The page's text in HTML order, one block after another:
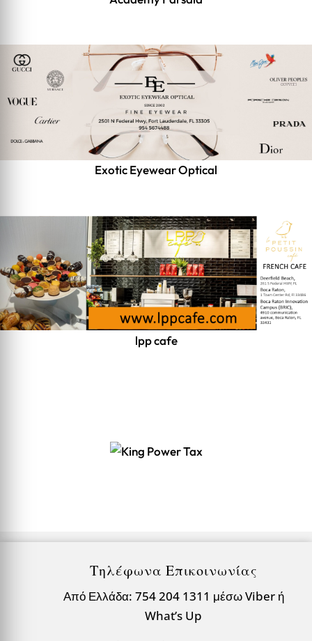
Exotic Eyewear Optical
lpp cafe
Τηλέφωνα Επικοινωνίας
Από Ελλάδα: 754 204 1311 μέσω Viber ή
What’s Up